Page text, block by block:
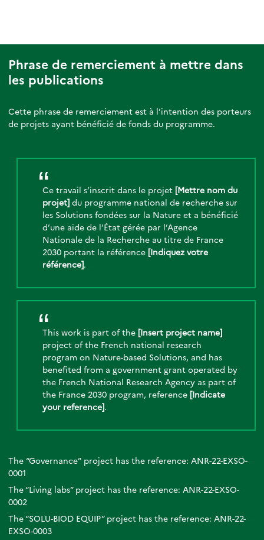
Phrase de remerciement à mettre dans
les publications
Cette phrase de remerciement est à l’intention des porteurs
de projets ayant bénéficié de fonds du programme.
Ce travail s’inscrit dans le projet [Mettre nom du
projet] du programme national de recherche sur
les Solutions fondées sur la Nature et a bénéficié
d’une aide de l’État gérée par l’Agence
Nationale de la Recherche au titre de France
2030 portant la référence [Indiquez votre
référence].
This work is part of the [Insert project name]
project of the French national research
program on Nature-based Solutions, and has
benefited from a government grant operated by
the French National Research Agency as part of
the France 2030 program, reference [Indicate
your reference].
The “Governance” project has the reference: ANR-22-EXSO-
0001
The “Living labs” project has the reference: ANR-22-EXSO-
0002
The “SOLU-BIOD EQUIP” project has the reference: ANR-22-
EXSO-0003